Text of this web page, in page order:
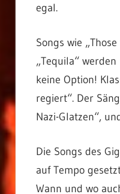
egal.
Songs wie
„Tequila“
keine Option!
regiert“. Der
Nazi-Glatzen“,
Die Songs des
auf Tempo
Wann und wo